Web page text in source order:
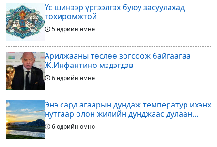
Үс шинээр үргээлгэх буюу засуулахад
тохиромжтой
5 өдрийн өмнө
Арилжааны төслөө зогсоож байгаагаа
Ж.Инфантино мэдэгдэв
6 өдрийн өмнө
Энэ сард агаарын дундаж температур ихэнх
нутгаар олон жилийн дунджаас дулаан
байна
6 өдрийн өмнө